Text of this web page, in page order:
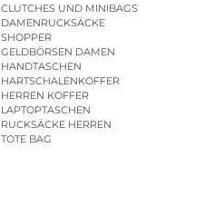
CLUTCHES UND MINIBAGS
DAMENRUCKSÄCKE
SHOPPER
GELDBÖRSEN DAMEN
HANDTASCHEN
HARTSCHALENKOFFER
HERREN KOFFER
LAPTOPTASCHEN
RUCKSÄCKE HERREN
TOTE BAG